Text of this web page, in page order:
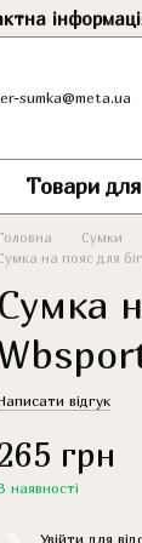
sumka@meta.ua
Товари
Сумки
на пояс для
Сумка
відгук
грн
наявності
Увійти для